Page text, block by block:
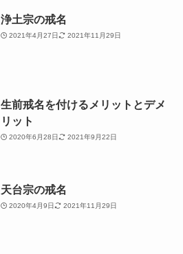
浄土宗の戒名
2021年4月27日 2021年11月29日
生前戒名を付けるメリットとデメ
リット
2020年6月28日 2021年9月22日
天台宗の戒名
2020年4月9日 2021年11月29日